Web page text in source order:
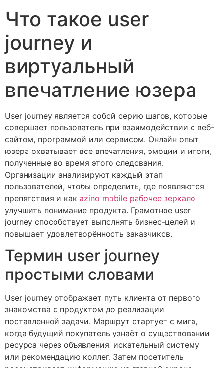
Что такое user
journey и
виртуальный
впечатление юзера
User journey является собой серию шагов, которые
совершает пользователь при взаимодействии с веб-
сайтом, программой или сервисом. Онлайн опыт
юзера охватывает все впечатления, эмоции и итоги,
полученные во время этого следования.
Организации анализируют каждый этап
пользователей, чтобы определить, где появляются
препятствия и как azino mobile рабочее зеркало
улучшить понимание продукта. Грамотное user
journey способствует выполнять бизнес-целей и
повышает удовлетворённость заказчиков.
Термин user journey
простыми словами
User journey отображает путь клиента от первого
знакомства с продуктом до реализации
поставленной задачи. Маршрут стартует с мига,
когда будущий покупатель узнаёт о существовании
ресурса через объявления, искательный систему
или рекомендацию коллег. Затем посетитель